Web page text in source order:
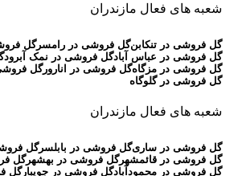
شعبه های فعال مازندران
گل فروشی در تنکابنگل فروشی در رامسرگل
گل فروشی در عباس آبادگل فروشی در نمک آبرود
گل فروشی در مزگاهگل فروشی در انارورگل
گل فروشی در گلوگاه
شعبه های فعال مازندران
گل فروشی در ساریگل فروشی در بابلسرگل
گل فروشی در قائمشهرگل فروشی در بهشهرگل
گل فروشی در محمودآبادگل فروشی در جویبارگل